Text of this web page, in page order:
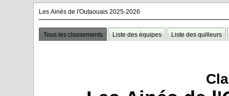
Les Ainés de l'Outaouais 2025-2026
Tous les classements Liste des équipes Liste des quilleurs